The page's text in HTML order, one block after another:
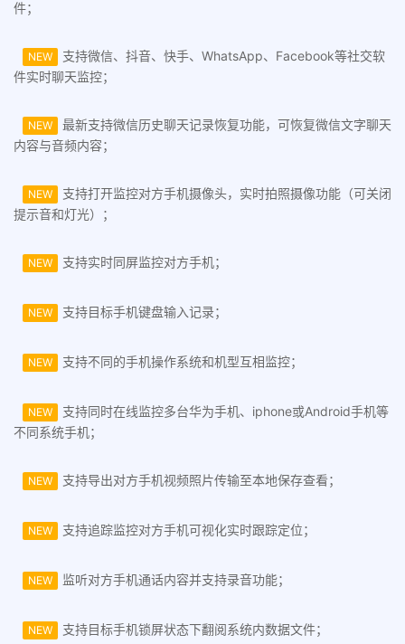
件；
NEW
支持微信、抖音、快手、WhatsApp、Facebook等社交软
件实时聊天监控；
NEW
最新支持微信历史聊天记录恢复功能，可恢复微信文字聊天
内容与音频内容；
NEW
支持打开监控对方手机摄像头，实时拍照摄像功能（可关闭
提示音和灯光）；
NEW 支持实时同屏监控对方手机；
NEW 支持目标手机键盘输入记录；
NEW 支持不同的手机操作系统和机型互相监控；
NEW
支持同时在线监控多台华为手机、iphone或Android手机等
不同系统手机；
NEW 支持导出对方手机视频照片传输至本地保存查看；
NEW 支持追踪监控对方手机可视化实时跟踪定位；
NEW 监听对方手机通话内容并支持录音功能；
NEW 支持目标手机锁屏状态下翻阅系统内数据文件；